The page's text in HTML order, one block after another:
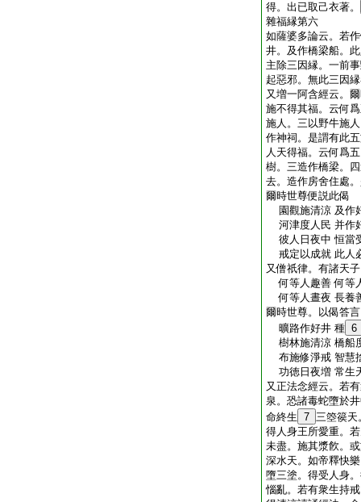
得。出已取己衣著。
雜福縁第六
如薩婆多論云。若
井。及作橋梁船。
主除三因縁。一前
起惡邪。無此三因
又増一阿含經云。
施不得其福。云何
施人。三以野牛施
作神祠。是謂有此
人天得福。云何爲
樹。三造作橋梁。
去。造作房舍住處
爾時世尊便説此偈
園觀施清涼 及作
河津度人民 并作
彼人日夜中 恒當
戒定以成就 此人
又僧祇律。有諸天
何等人趣善 何等
何等人晝夜 長養
爾時世尊。以偈答言
曠路作好井 種 6
樹林施清涼 橋船
布施修淨戒 智慧
功徳日夜増 常生
又正法念經云。若
泉。恐諸毒蛇墮於
命終生 7 三箜篌天
得人身王所愛重。
未盡。施其漿飮。
深水天。如帝釋快
墮三塗。得受人身
惱亂。若有衆生持